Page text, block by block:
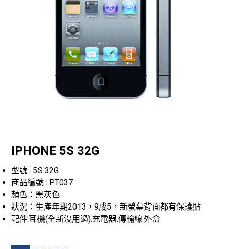
IPHONE 5S 32G
型號 : 5S 32G
商品編號 : PT037
顏色：黑灰色
狀況：生產年期2013，9成5，新螢幕背面都有保護貼
配件:耳機(全新沒用過).充電器.傳輸線.外盒